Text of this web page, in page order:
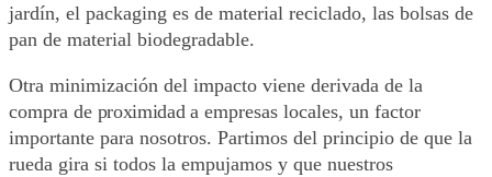
jardín, el packaging es de material reciclado, las bolsas de
pan de material biodegradable.
Otra minimización del impacto viene derivada de la
compra de proximidad a empresas locales, un factor
importante para nosotros. Partimos del principio de que la
rueda gira si todos la empujamos y que nuestros